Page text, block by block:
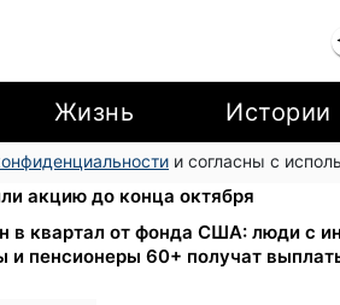
Жизнь Истории
и согласны с
40% на Netflix и YouTube:
акцию до конца октября
в квартал от фонда США: люди с
и пенсионеры 60+ получат